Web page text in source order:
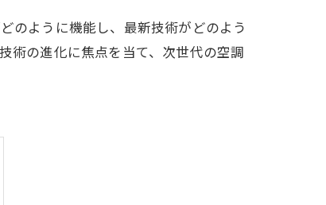
のように機能し、最新技術がどのよう
術の進化に焦点を当て、次世代の空調